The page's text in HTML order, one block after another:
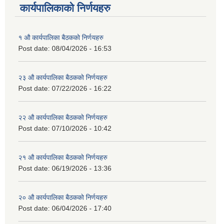
कार्यपालिकाको निर्णयहरु
१ औ कार्यपालिका बैठकको निर्णयहरु
Post date: 08/04/2026 - 16:53
२३ औ कार्यपालिका बैठकको निर्णयहरु
Post date: 07/22/2026 - 16:22
२२ औ कार्यपालिका बैठकको निर्णयहरु
Post date: 07/10/2026 - 10:42
२१ औ कार्यपालिका बैठकको निर्णयहरु
Post date: 06/19/2026 - 13:36
२० औ कार्यपालिका बैठकको निर्णयहरु
Post date: 06/04/2026 - 17:40